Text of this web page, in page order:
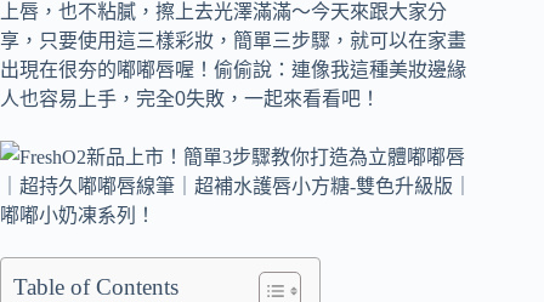
上唇，也不粘膩，擦上去光澤滿滿～今天來跟大家分
享，只要使用這三樣彩妝，簡單三步驟，就可以在家畫
出現在很夯的嘟嘟唇喔！偷偷說：連像我這種美妝邊緣
人也容易上手，完全0失敗，一起來看看吧！
Table of Contents